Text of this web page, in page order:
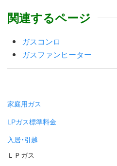
関連するページ
ガスコンロ
ガスファンヒーター
家庭用ガス
LPガス標準料金
入居・引越
ＬＰガス